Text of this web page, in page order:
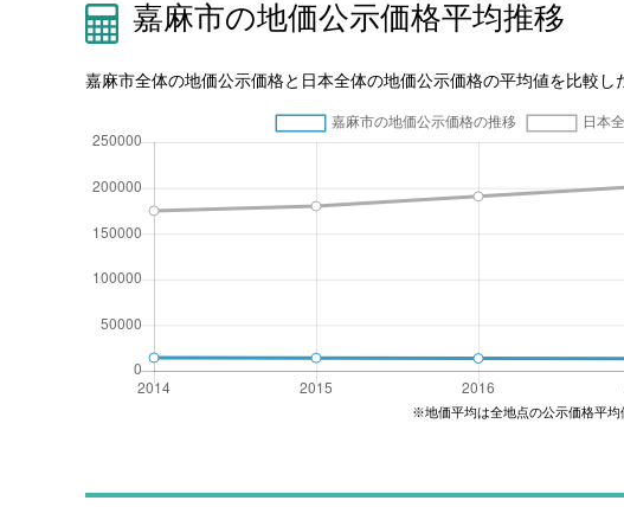
嘉麻市の地価公示価格平均推移
嘉麻市全体の地価公示価格と日本全体の地価公示価格の平均値を比較し
※地価平均は全地点の公示価格平